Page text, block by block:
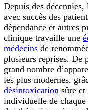
Depuis des décennies,
avec succès des
dépendance et autres
clinique travaille une
médecins de
plusieurs reprises. De
grand nombre
les plus modernes,
désintoxication sûre
individuelle de